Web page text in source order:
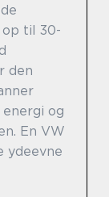
til 30-
den
og
En VW
ydeevne